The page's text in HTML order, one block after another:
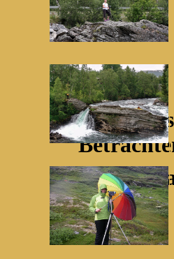
Viel Spass
Betrachten
das Team